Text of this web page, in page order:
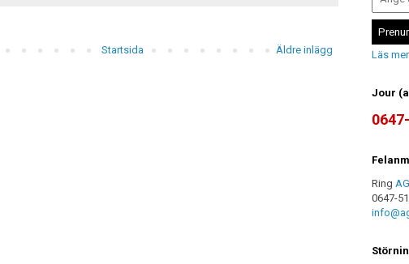
Äldre inlägg
Startsida Läs mer
Jour
Ring
0647-